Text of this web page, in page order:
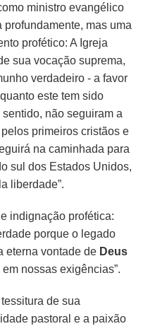
ministro evangélico
mas uma
profético: A Igreja
sua vocação suprema,
verdadeiro - a favor
este tem sido
não seguiram a
primeiros cristãos e
na caminhada para
sul dos Estados Unidos,
liberdade”.
indignação profética:
porque o legado
eterna vontade de Deus
nossas exigências”.
de sua
pastoral e a paixão